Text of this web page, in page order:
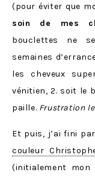
(pour éviter que
soin de mes
bouclettes ne
semaines
les cheveux
vénitien, 2. soit le
paille. Frustration
Et puis, j’ai fini
couleur
(initialement mon